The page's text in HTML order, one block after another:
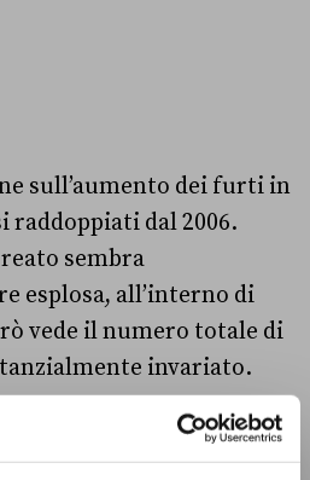
sull’aumento dei furti in
raddoppiati dal 2006.
sembra
esplosa, all’interno di
vede il numero totale di
invariato.